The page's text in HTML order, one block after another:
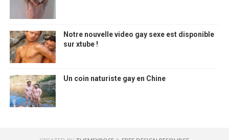
Notre nouvelle video gay sexe est disponible
sur xtube !
Un coin naturiste gay en Chine